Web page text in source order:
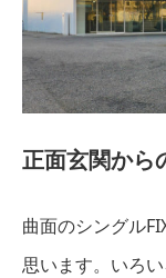
正面玄関から
曲面のシングル
思います。いろ